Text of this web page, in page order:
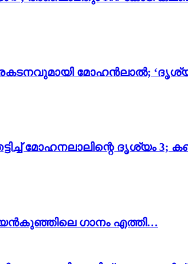
മോഹൻലാൽ; ‘ദൃശ്യം
മോഹനലാലിന്റെ ദൃശ്യം
ഗാനം എത്തി…